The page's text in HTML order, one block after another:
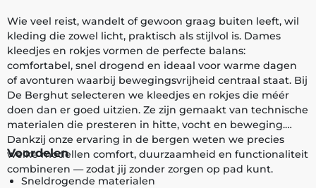
Wie veel reist, wandelt of gewoon graag buiten leeft, wil
kleding die zowel licht, praktisch als stijlvol is. Dames
kleedjes en rokjes vormen de perfecte balans:
comfortabel, snel drogend en ideaal voor warme dagen
of avonturen waarbij bewegingsvrijheid centraal staat. Bij
De Berghut selecteren we kleedjes en rokjes die méér
doen dan er goed uitzien. Ze zijn gemaakt van technische
materialen die presteren in hitte, vocht en beweging.
Dankzij onze ervaring in de bergen weten we precies
welke modellen comfort, duurzaamheid en functionaliteit
combineren — zodat jij zonder zorgen op pad kunt.
Voordelen
Sneldrogende materialen